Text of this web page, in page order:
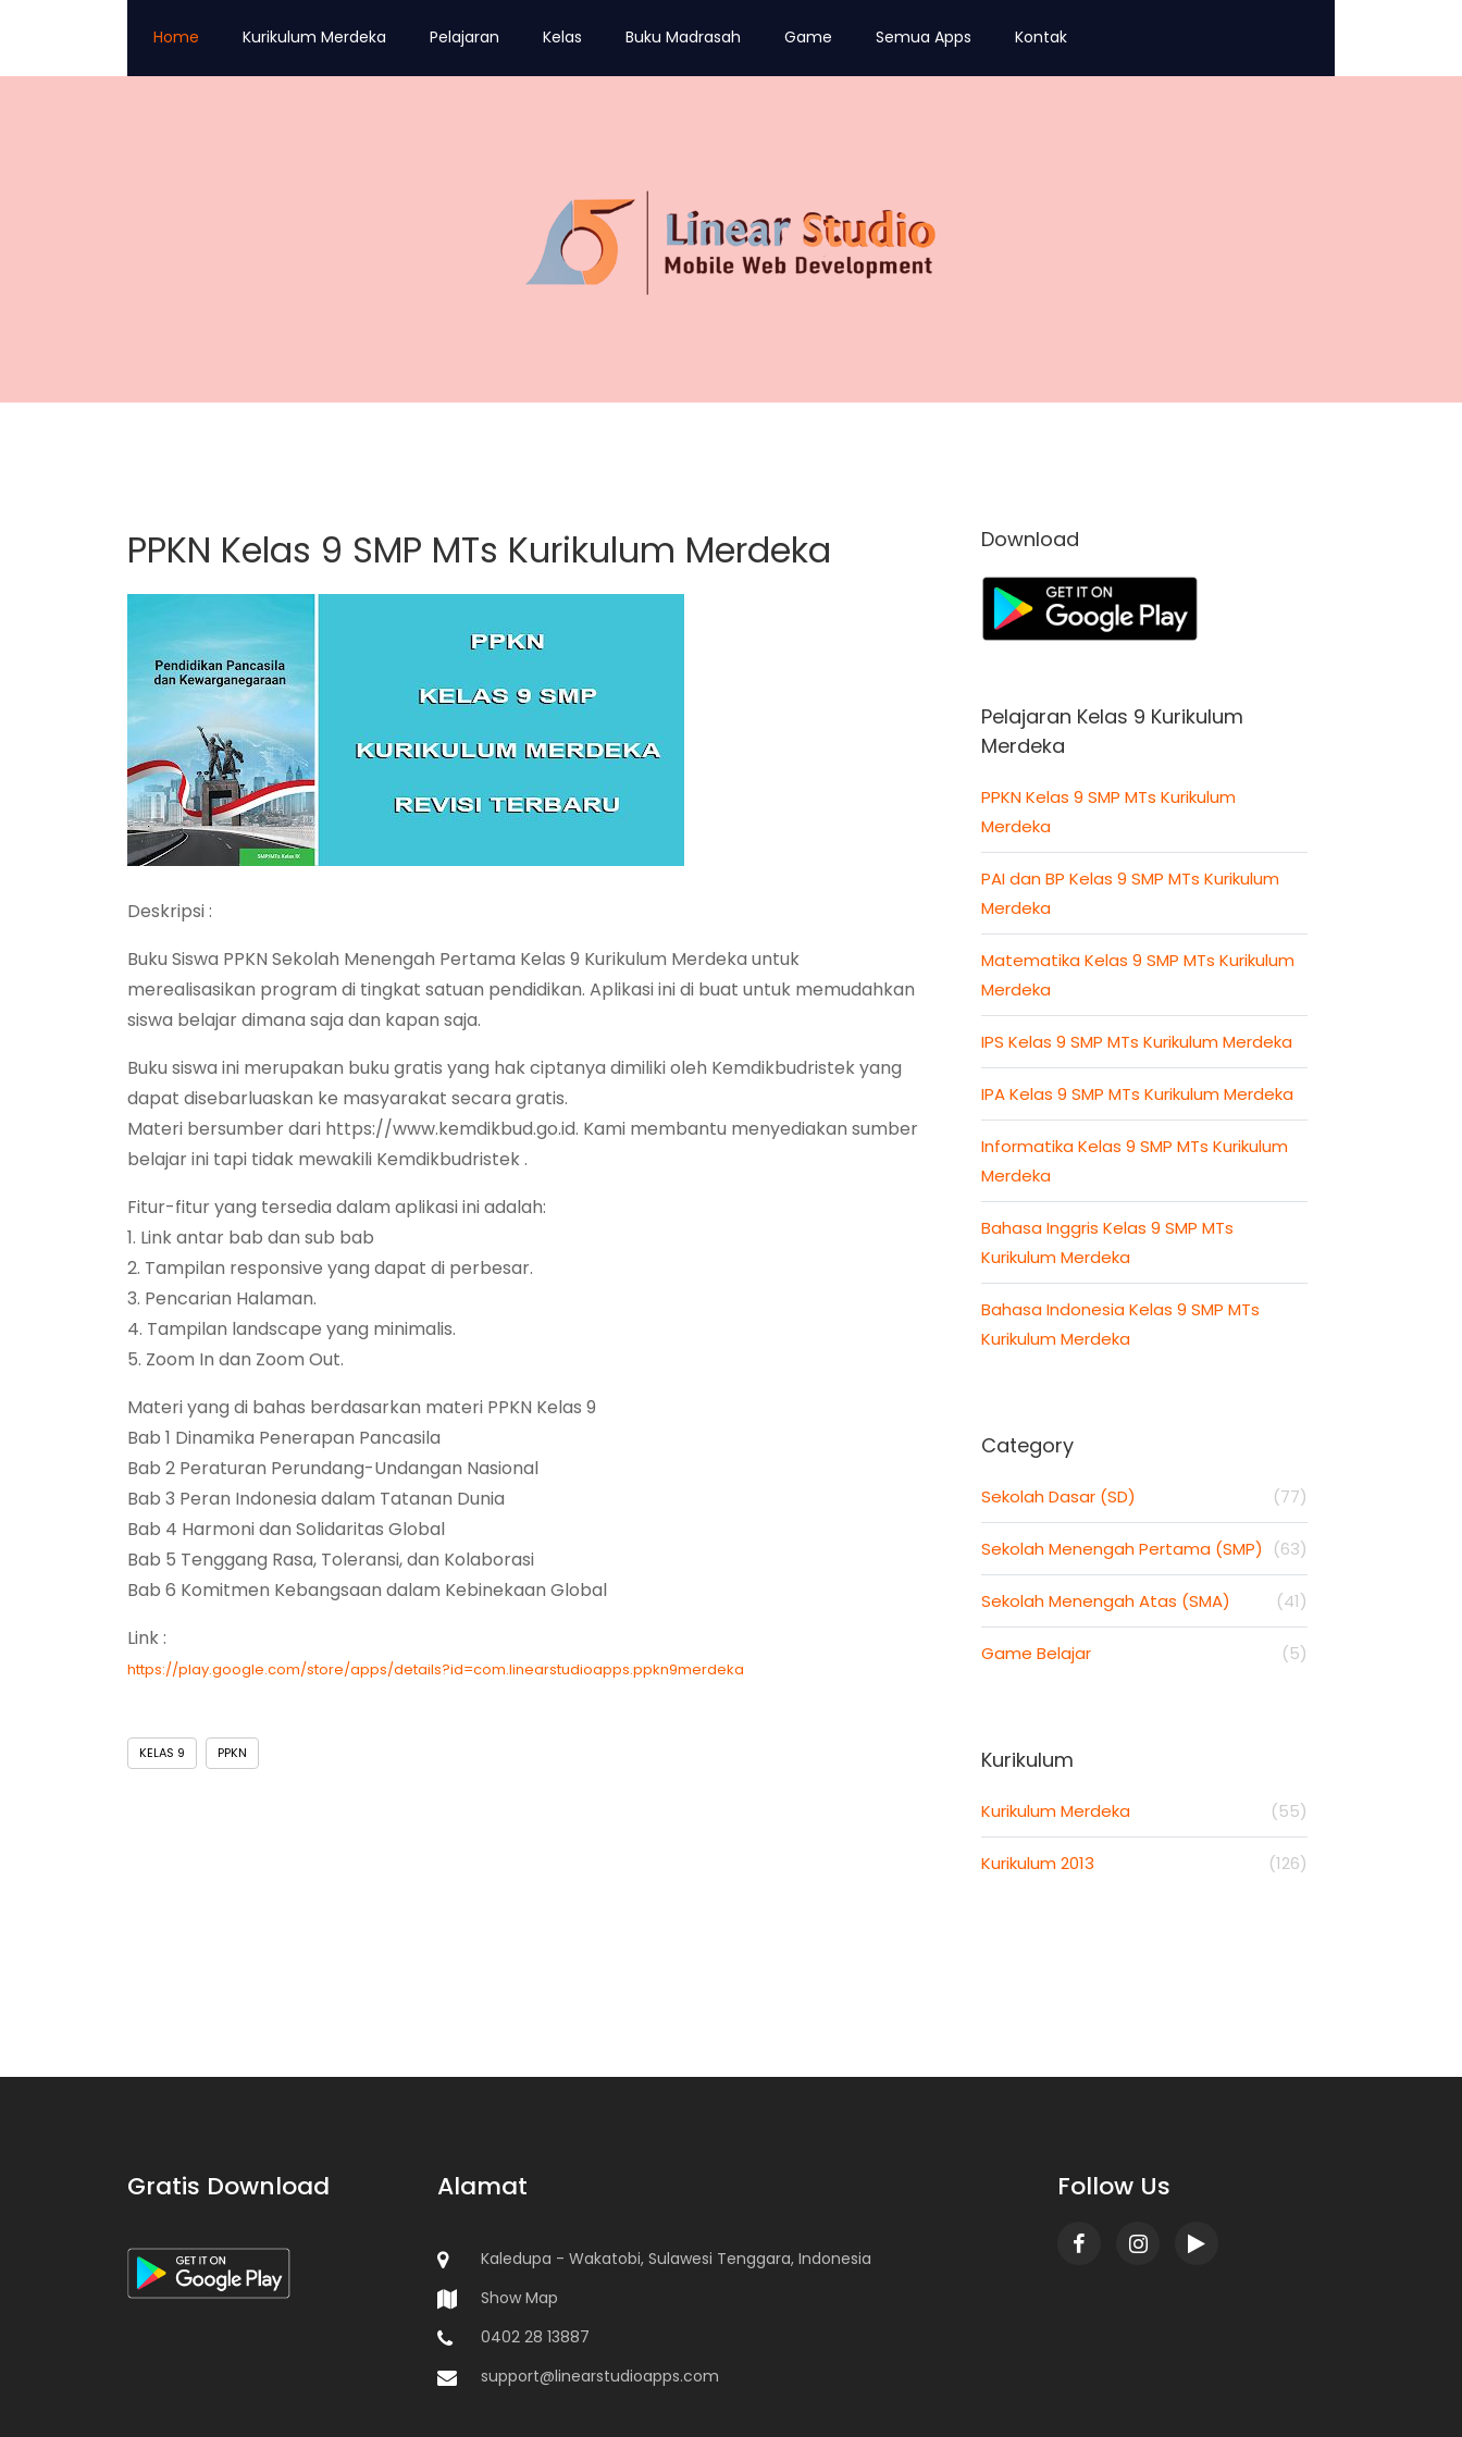
Home Kurikulum Merdeka Pelajaran Kelas Buku Madrasah Game Semua Apps Kontak
PPKN Kelas 9 SMP MTs Kurikulum Merdeka
Deskripsi :
Buku Siswa PPKN Sekolah Menengah Pertama Kelas 9 Kurikulum Merdeka untuk
merealisasikan program di tingkat satuan pendidikan. Aplikasi ini di buat untuk memudahkan
siswa belajar dimana saja dan kapan saja.
Buku siswa ini merupakan buku gratis yang hak ciptanya dimiliki oleh Kemdikbudristek yang
dapat disebarluaskan ke masyarakat secara gratis.
Materi bersumber dari https://www.kemdikbud.go.id. Kami membantu menyediakan sumber
belajar ini tapi tidak mewakili Kemdikbudristek .
Fitur-fitur yang tersedia dalam aplikasi ini adalah:
1. Link antar bab dan sub bab
2. Tampilan responsive yang dapat di perbesar.
3. Pencarian Halaman.
4. Tampilan landscape yang minimalis.
5. Zoom In dan Zoom Out.
Materi yang di bahas berdasarkan materi PPKN Kelas 9
Bab 1 Dinamika Penerapan Pancasila
Bab 2 Peraturan Perundang-Undangan Nasional
Bab 3 Peran Indonesia dalam Tatanan Dunia
Bab 4 Harmoni dan Solidaritas Global
Bab 5 Tenggang Rasa, Toleransi, dan Kolaborasi
Bab 6 Komitmen Kebangsaan dalam Kebinekaan Global
Link :
https://play.google.com/store/apps/details?id=com.linearstudioapps.ppkn9merdeka
KELAS 9 PPKN
Download
Pelajaran Kelas 9 Kurikulum
Merdeka
PPKN Kelas 9 SMP MTs Kurikulum
Merdeka
PAI dan BP Kelas 9 SMP MTs Kurikulum
Merdeka
Matematika Kelas 9 SMP MTs Kurikulum
Merdeka
IPS Kelas 9 SMP MTs Kurikulum Merdeka
IPA Kelas 9 SMP MTs Kurikulum Merdeka
Informatika Kelas 9 SMP MTs Kurikulum
Merdeka
Bahasa Inggris Kelas 9 SMP MTs
Kurikulum Merdeka
Bahasa Indonesia Kelas 9 SMP MTs
Kurikulum Merdeka
Category
Sekolah Dasar (SD) (77)
Sekolah Menengah Pertama (SMP) (63)
Sekolah Menengah Atas (SMA) (41)
Game Belajar (5)
Kurikulum
Kurikulum Merdeka (55)
Kurikulum 2013 (126)
Gratis Download Alamat
Kaledupa - Wakatobi, Sulawesi Tenggara, Indonesia
Show Map
0402 28 13887
support@linearstudioapps.com
Follow Us